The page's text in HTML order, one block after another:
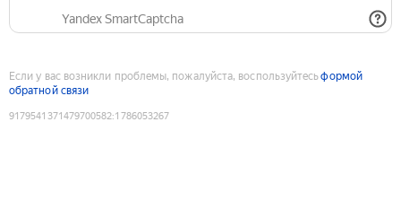
Yandex SmartCaptcha
Если у вас возникли проблемы, пожалуйста, воспользуйтесьформой
обратной связи
9179541371479700582:1786053267